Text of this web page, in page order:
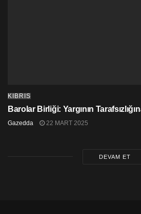
KIBRIS
Barolar Birliği: Yargının
Gazedda 22 MART 2025
DEVAM ET